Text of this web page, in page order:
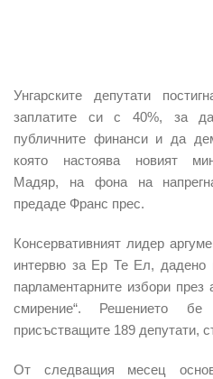
Унгарските депутати
заплатите си с 40%, за
публичните финанси и да
която настоява новият
Мадяр, на фона на
предаде Франс прес.
Консервативният лидер
интервю за Eр Те Ел, дадено
парламентарните избори
смирение“. Решението
присъстващите 189 депутати,
От следващия месец